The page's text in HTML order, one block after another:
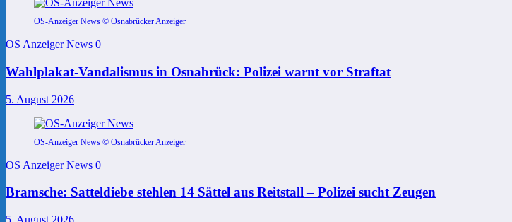
OS-Anzeiger News © Osnabrücker Anzeiger
OS Anzeiger News 0
Wahlplakat-Vandalismus in Osnabrück: Polizei warnt vor Straftat
5. August 2026
OS-Anzeiger News © Osnabrücker Anzeiger
OS Anzeiger News 0
Bramsche: Satteldiebe stehlen 14 Sättel aus Reitstall – Polizei sucht Zeugen
5. August 2026